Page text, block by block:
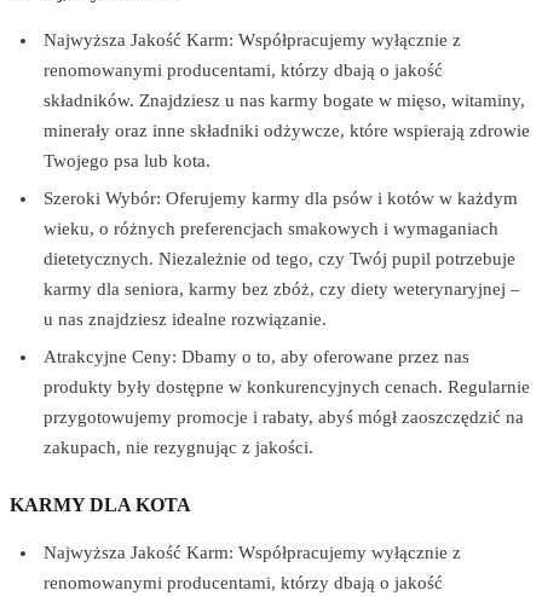
Najwyższa Jakość Karm: Współpracujemy wyłącznie z
renomowanymi producentami, którzy dbają o jakość
składników. Znajdziesz u nas karmy bogate w mięso, witaminy,
minerały oraz inne składniki odżywcze, które wspierają zdrowie
Twojego psa lub kota.
Szeroki Wybór: Oferujemy karmy dla psów i kotów w każdym
wieku, o różnych preferencjach smakowych i wymaganiach
dietetycznych. Niezależnie od tego, czy Twój pupil potrzebuje
karmy dla seniora, karmy bez zbóż, czy diety weterynaryjnej –
u nas znajdziesz idealne rozwiązanie.
Atrakcyjne Ceny: Dbamy o to, aby oferowane przez nas
produkty były dostępne w konkurencyjnych cenach. Regularnie
przygotowujemy promocje i rabaty, abyś mógł zaoszczędzić na
zakupach, nie rezygnując z jakości.
KARMY DLA KOTA
Najwyższa Jakość Karm: Współpracujemy wyłącznie z
renomowanymi producentami, którzy dbają o jakość